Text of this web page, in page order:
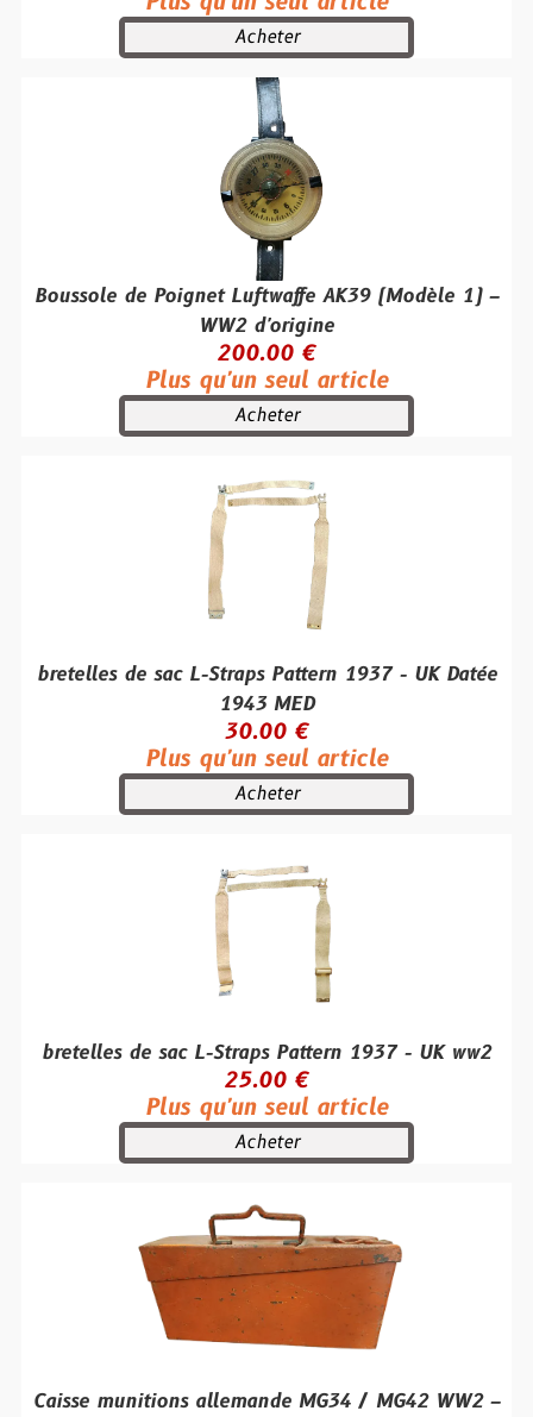
Acheter
Boussole de Poignet Luftwaffe AK39 (Modèle 1) –
WW2 d'origine
200.00 €
Plus qu'un seul article
Acheter
bretelles de sac L-Straps Pattern 1937 - UK Datée
1943 MED
30.00 €
Plus qu'un seul article
Acheter
bretelles de sac L-Straps Pattern 1937 - UK ww2
25.00 €
Plus qu'un seul article
Acheter
Caisse munitions allemande MG34 / MG42 WW2 –